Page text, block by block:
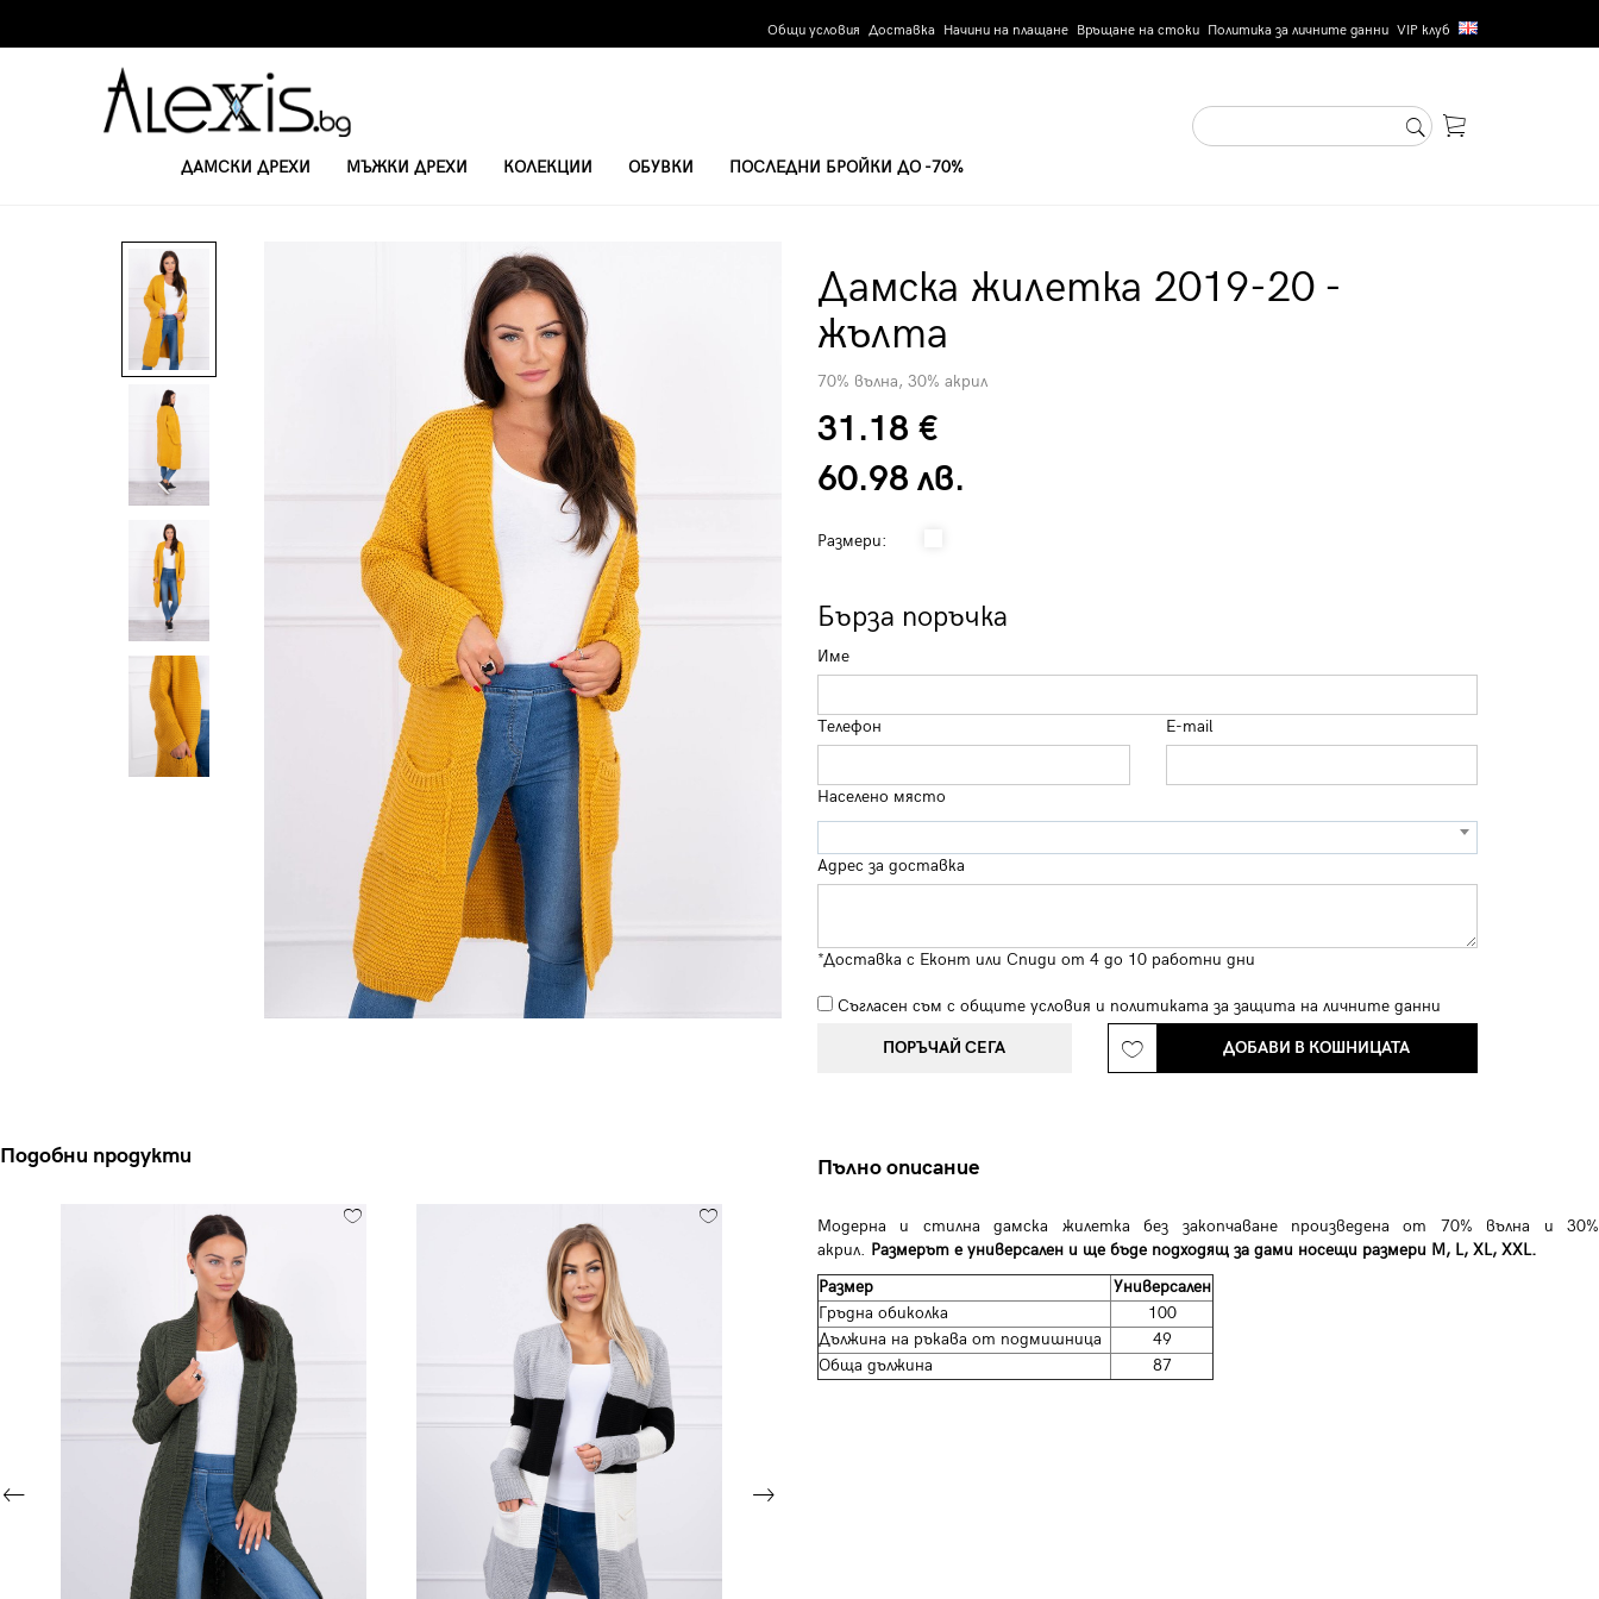
Общи условия Доставка Начини на плащане Връщане на стоки Политика за личните данни VIP клуб
ДАМСКИ ДРЕХИ МЪЖКИ ДРЕХИ КОЛЕКЦИИ ОБУВКИ ПОСЛЕДНИ БРОЙКИ ДО -70%
Дамска жилетка 2019-20 -
жълта
70% вълна, 30% акрил
31.18 €
60.98 лв.
Размери:
Бърза поръчка
Име
Телефон E-mail
Населено място
Адрес за доставка
*Доставка с Еконт или Спиди от 4 до 10 работни дни
Съгласен съм с общите условия и политиката за защита на личните данни
ПОРЪЧАЙ СЕГА ДОБАВИ В КОШНИЦАТА
Подобни продукти Пълно описание
Модерна и стилна дамска жилетка без закопчаване произведена от 70% вълна и 30%
акрил. Размерът е универсален и ще бъде подходящ за дами носещи размери M, L, XL, XXL.
Размер
Универсален
Гръдна обиколка
100
Дължина на ръкава от подмишница
49
Обща дължина
87